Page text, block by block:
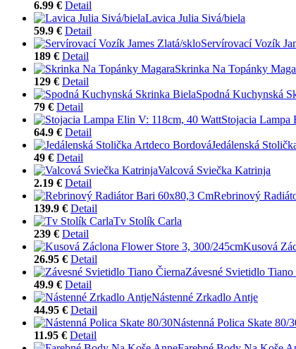
6.99 € Detail
Lavica Julia Sivá/biela
59.9 € Detail
Servírovací Vozík
189 € Detail
Skrinka Na Topánky
129 € Detail
Spodná Kuchynská
79 € Detail
Stojacia Lampa
64.9 € Detail
Jedálenská
49 € Detail
Valcová Sviečka Katrinja
2.19 € Detail
Rebrinový
139.9 € Detail
Tv Stolík Carla
239 € Detail
Kusová
26.95 € Detail
Závesné Svietidlo Tiano
49.9 € Detail
Nástenné Zrkadlo Antje
44.95 € Detail
Nástenná Polica Skate 80/
11.95 € Detail